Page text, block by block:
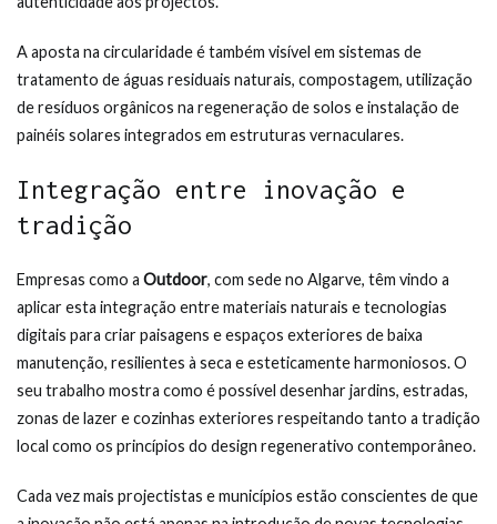
A aposta na circularidade é também visível em sistemas de
tratamento de águas residuais naturais, compostagem, utilização
de resíduos orgânicos na regeneração de solos e instalação de
painéis solares integrados em estruturas vernaculares.
Integração entre inovação e
tradição
Empresas como a Outdoor, com sede no Algarve, têm vindo a
aplicar esta integração entre materiais naturais e tecnologias
digitais para criar paisagens e espaços exteriores de baixa
manutenção, resilientes à seca e esteticamente harmoniosos. O
seu trabalho mostra como é possível desenhar jardins, estradas,
zonas de lazer e cozinhas exteriores respeitando tanto a tradição
local como os princípios do design regenerativo contemporâneo.
Cada vez mais projectistas e municípios estão conscientes de que